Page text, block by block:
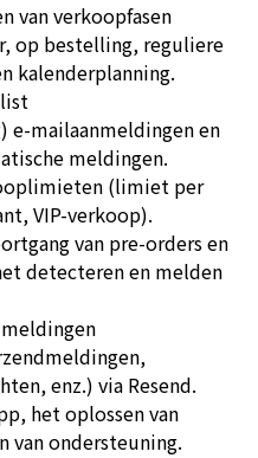
van verkoopfasen
op bestelling, reguliere
kalenderplanning.
e-mailaanmeldingen en
meldingen.
(limiet per
VIP-verkoop).
van pre-orders en
detecteren en melden
enz.) via Resend.
het oplossen van
van ondersteuning.